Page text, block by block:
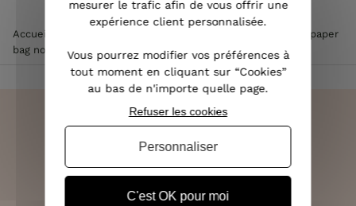
Accueil
Pantalon paper
bag noir
LIVRAISON RAPIDE
mesurer le trafic afin de vous offrir une
expérience client personnalisée.
Vous pourrez modifier vos préférences à
tout moment en cliquant sur “Cookies”
au bas de n'importe quelle page.
C'est OK pour moi
Refuser les cookies
Personnaliser